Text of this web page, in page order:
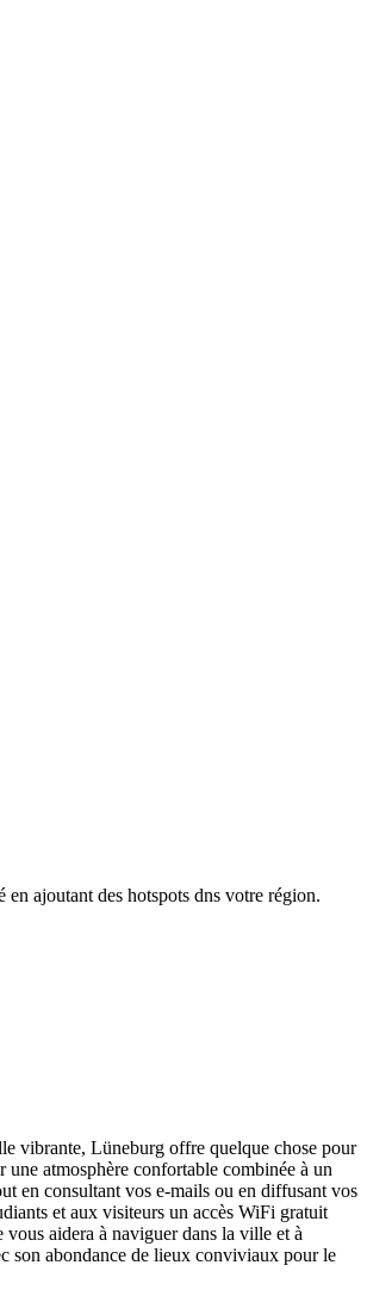
ajoutant des hotspots dns votre région.
vibrante, Lüneburg offre quelque chose pour
atmosphère confortable combinée à un
en consultant vos e-mails ou en diffusant vos
et aux visiteurs un accès WiFi gratuit
aidera à naviguer dans la ville et à
son abondance de lieux conviviaux pour le